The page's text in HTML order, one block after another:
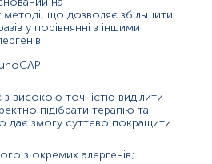
(через 8-12 год після прийому
виключити жирну їжу, стресові
прийом ліків, фізичні
повідомити про це
вживання невеликої кількості
що дозволяє збільшити
у порівнянні з іншими
високою точністю виділити
підібрати терапію та
дає змогу суттєво покращити
з окремих алергенів;